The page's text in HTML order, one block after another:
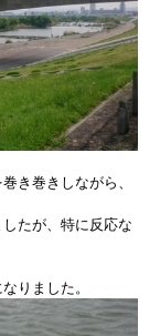
き巻きしながら、
たが、特に反応な
りました。